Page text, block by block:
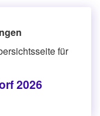
für
2026